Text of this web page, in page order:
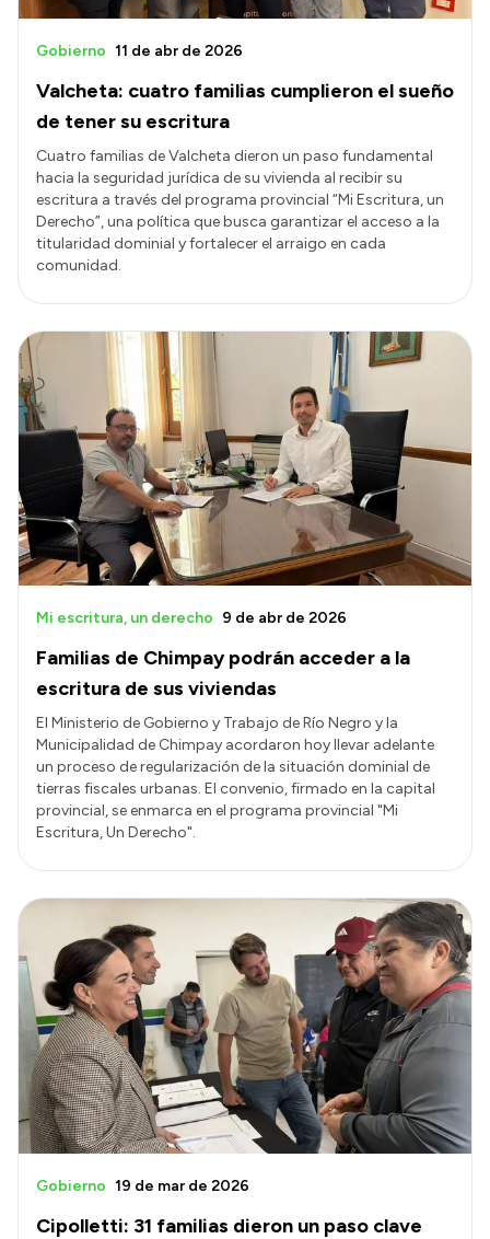
Valcheta: cuatro familias cumplieron el sueño
de tener su escritura
Gobierno 11 de abr de 2026
Cuatro familias de Valcheta dieron un paso fundamental
hacia la seguridad jurídica de su vivienda al recibir su
escritura a través del programa provincial “Mi Escritura, un
Derecho”, una política que busca garantizar el acceso a la
titularidad dominial y fortalecer el arraigo en cada
comunidad.
Familias de Chimpay podrán acceder a la
escritura de sus viviendas
Mi escritura, un derecho 9 de abr de 2026
El Ministerio de Gobierno y Trabajo de Río Negro y la
Municipalidad de Chimpay acordaron hoy llevar adelante
un proceso de regularización de la situación dominial de
tierras fiscales urbanas. El convenio, firmado en la capital
provincial, se enmarca en el programa provincial "Mi
Escritura, Un Derecho".
Cipolletti: 31 familias dieron un paso clave
Gobierno 19 de mar de 2026